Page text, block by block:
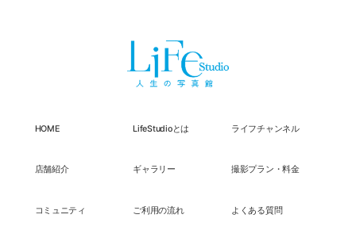
HOME LifeStudioとは ライフチャンネル
店舗紹介 ギャラリー 撮影プラン・料金
コミュニティ ご利用の流れ よくある質問